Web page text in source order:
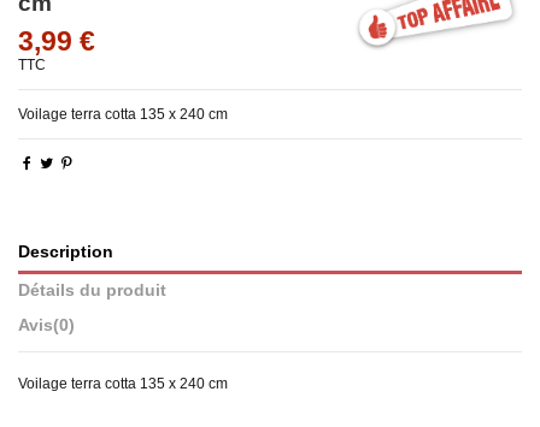
3,99 €
TTC
Voilage terra cotta 135 x 240 cm
Description
Détails du produit
Avis(0)
Voilage terra cotta 135 x 240 cm